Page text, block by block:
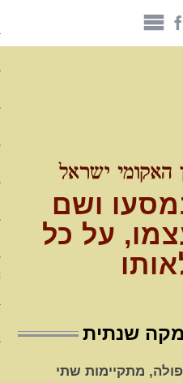
שיטה ותהליך
קוד אתי
ספרות וקישורים
עמדת מכון האקומי בנוגע
לפסיכותרפית האקומי
ושם
על כל
שנתית
מתקיימות שתי